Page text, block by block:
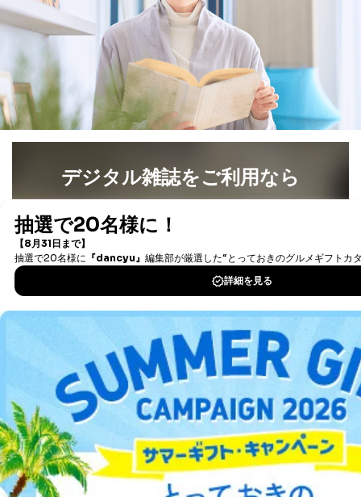
デジタル雑誌をご利用なら
書籍）が無料で読み放題！
DOWNLOAD FOR IOS
DOWNLOAD FOR ANDROID
ご利用方法はこちら
総合案内
アフィリエイト 採用情報